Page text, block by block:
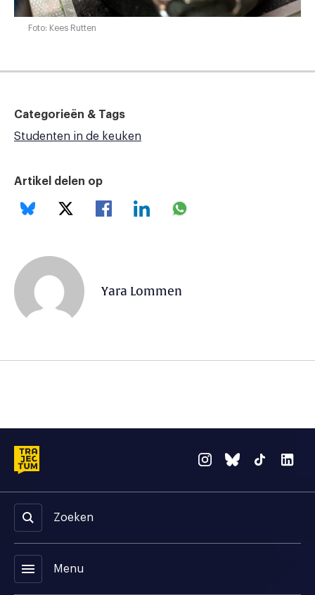
Foto: Kees Rutten
Categorieën & Tags
Studenten in de keuken
Artikel delen op
Yara Lommen
Zoeken
menu Menu